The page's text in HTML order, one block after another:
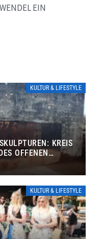
EIN
KULTUR & LIFESTYLE
KREIS
OFFENEN
KULTUR & LIFESTYLE